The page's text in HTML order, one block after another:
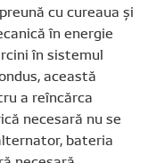
cu cureaua și
în energie
în sistemul
această
a reîncărca
necesară nu se
bateria